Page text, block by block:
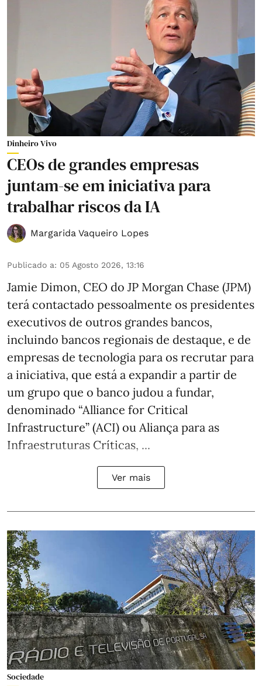
Dinheiro Vivo
CEOs de grandes empresas
juntam-se em iniciativa para
trabalhar riscos da IA
Margarida Vaqueiro Lopes
Publicado a: 05 Agosto 2026, 13:16
Jamie Dimon, CEO do JP Morgan Chase (JPM)
terá contactado pessoalmente os presidentes
executivos de outros grandes bancos,
incluindo bancos regionais de destaque, e de
empresas de tecnologia para os recrutar para
a iniciativa, que está a expandir a partir de
um grupo que o banco judou a fundar,
denominado “Alliance for Critical
Infrastructure” (ACI) ou Aliança para as
Infraestruturas Críticas, ...
Ver mais
Sociedade